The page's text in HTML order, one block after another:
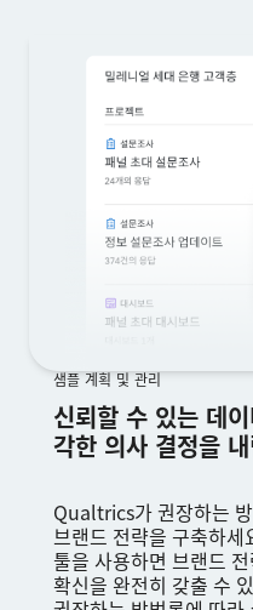
샘플 계획 및 관리
신뢰할 수 있는 데
각한 의사 결정을
Qualtrics가 권장하는
브랜드 전략을 구축하
툴을 사용하면 브랜드
확신을 완전히 갖출 수